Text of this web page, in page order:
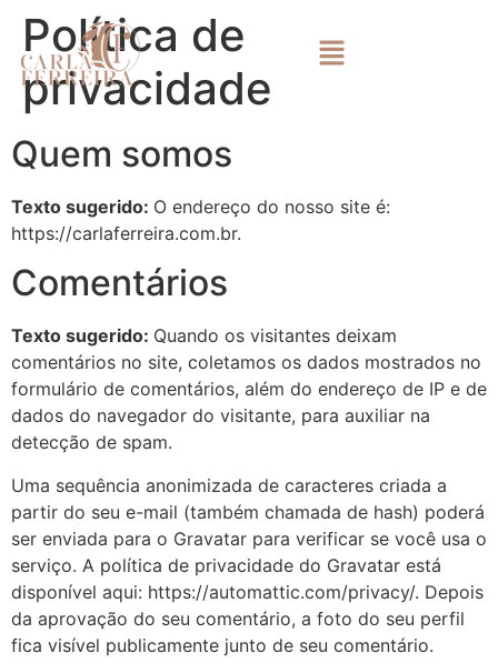
Política de
privacidade
Quem somos
Texto sugerido: O endereço do nosso site é:
https://carlaferreira.com.br.
Comentários
Texto sugerido: Quando os visitantes deixam
comentários no site, coletamos os dados mostrados no
formulário de comentários, além do endereço de IP e de
dados do navegador do visitante, para auxiliar na
detecção de spam.
Uma sequência anonimizada de caracteres criada a
partir do seu e-mail (também chamada de hash) poderá
ser enviada para o Gravatar para verificar se você usa o
serviço. A política de privacidade do Gravatar está
disponível aqui: https://automattic.com/privacy/. Depois
da aprovação do seu comentário, a foto do seu perfil
fica visível publicamente junto de seu comentário.